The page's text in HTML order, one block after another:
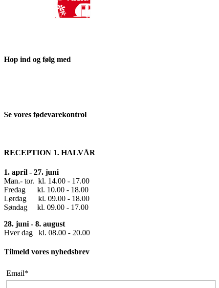
Hop ind og følg med
Se vores fødevarekontrol
RECEPTION 1. HALVÅR
1. april - 27. juni
Man.- tor. kl. 14.00 - 17.00
Fredag kl. 10.00 - 18.00
Lørdag kl. 09.00 - 18.00
Søndag kl. 09.00 - 17.00
28. juni - 8. august
Hver dag kl. 08.00 - 20.00
Tilmeld vores nyhedsbrev
Email*